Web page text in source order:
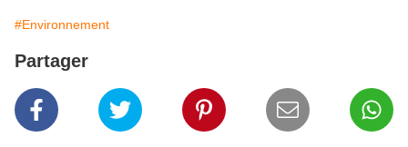
#Environnement
Partager